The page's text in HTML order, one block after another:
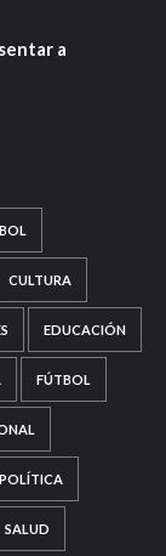
a
CULTURA
EDUCACIÓN
FÚTBOL
POLÍTICA
SALUD